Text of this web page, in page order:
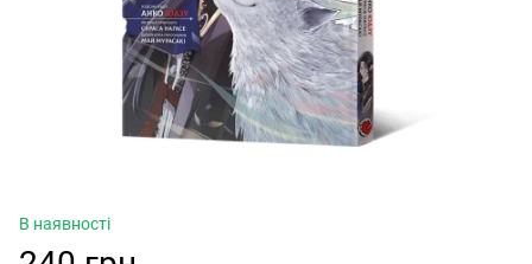
В наявності